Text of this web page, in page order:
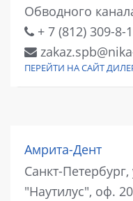
Обводного
+ 7 (812) 309-8-
ПЕРЕЙТИ НА САЙТ
Амрита-Дент
Санкт-
"Наутилус", оф.